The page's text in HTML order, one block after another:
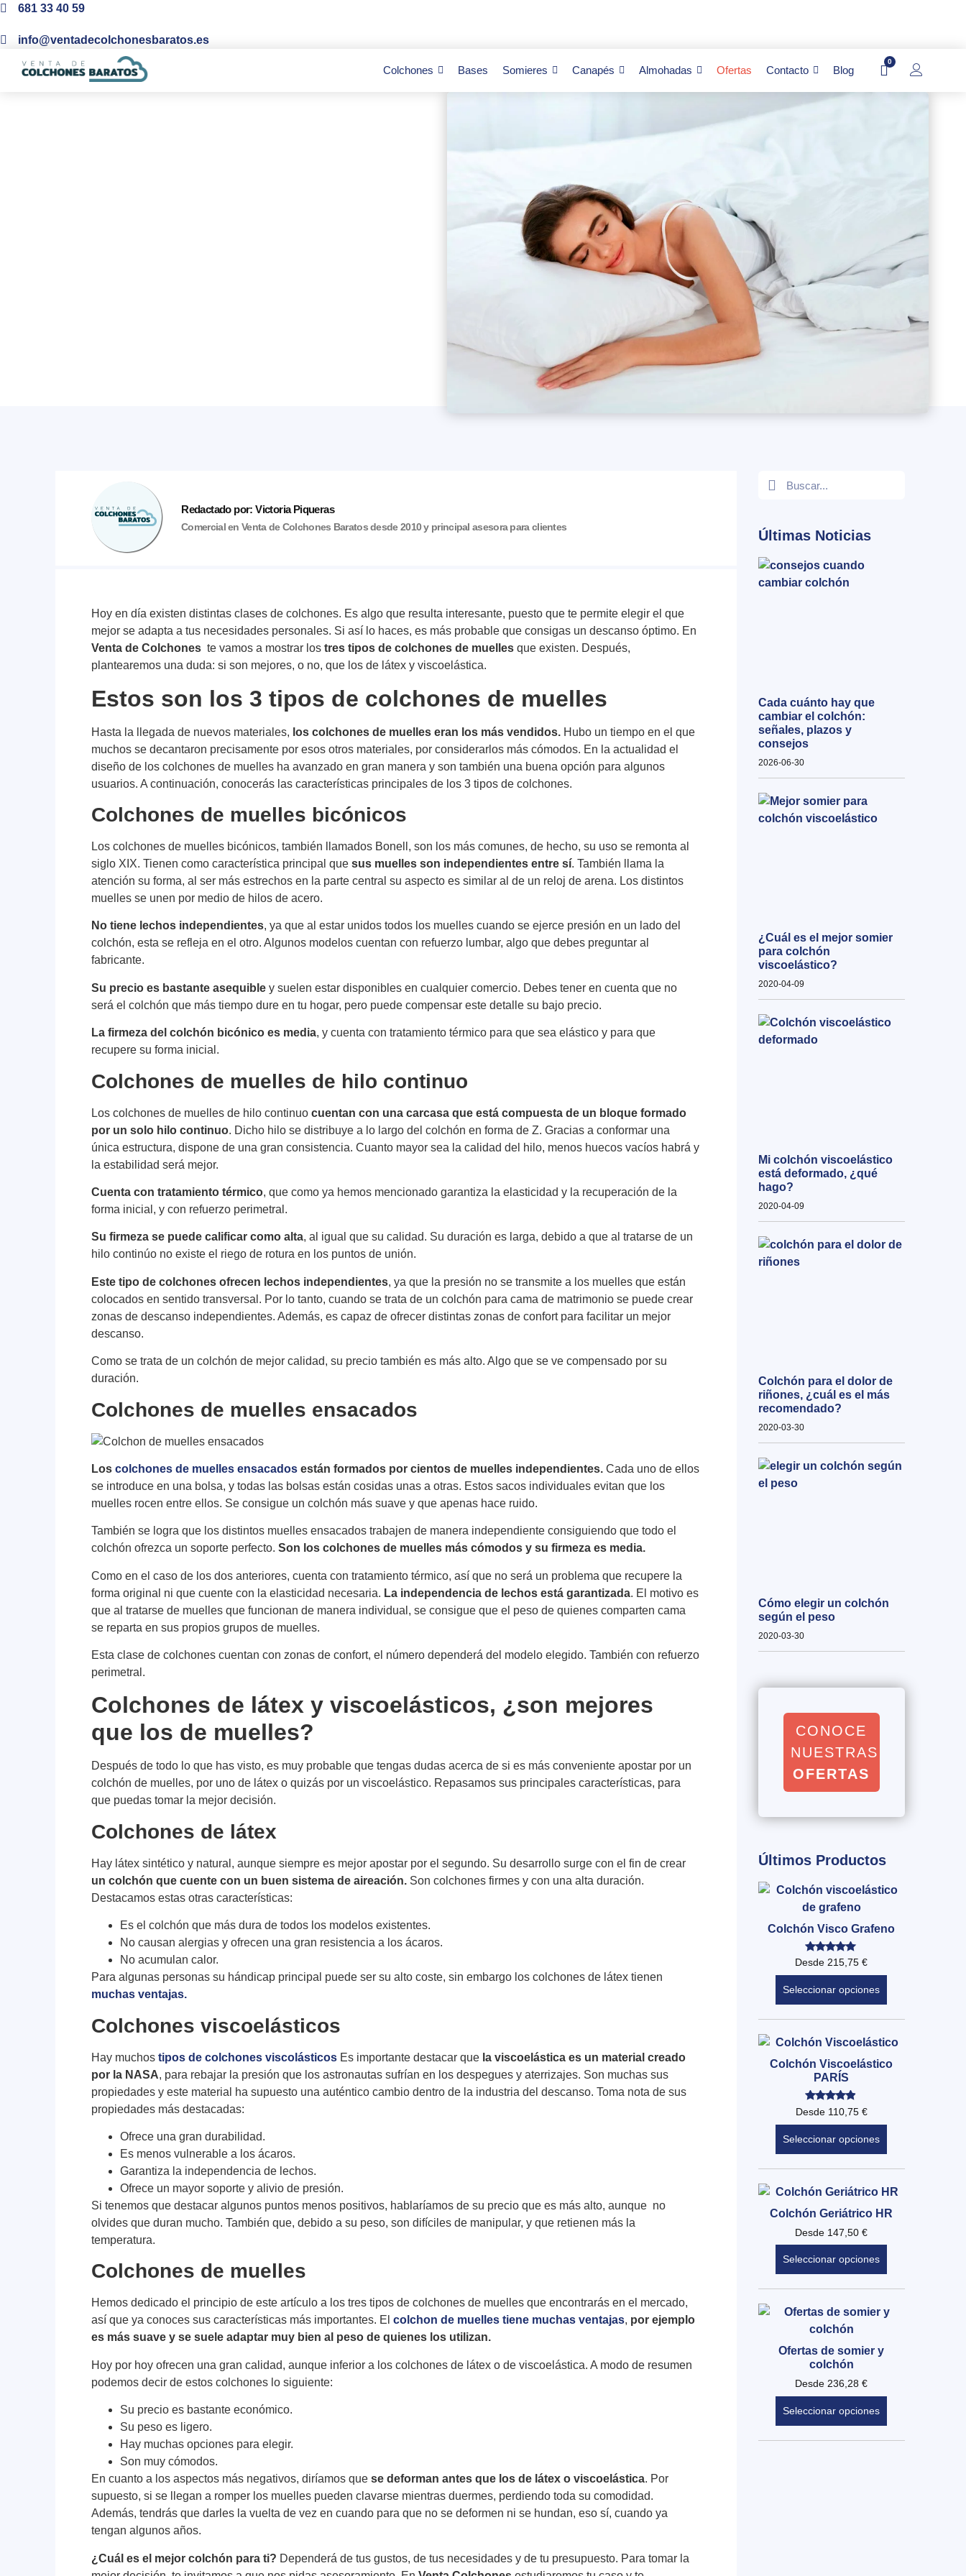
681 33 40 59
info@ventadecolchonesbaratos.es
Colchones Bases Somieres Canapés Almohadas Ofertas Contacto Blog
0
Redactado por: Victoria Piqueras
Comercial en Venta de Colchones Baratos desde 2010 y principal asesora para clientes
Hoy en día existen distintas clases de colchones. Es algo que resulta interesante, puesto que te permite elegir el que
mejor se adapta a tus necesidades personales. Si así lo haces, es más probable que consigas un descanso óptimo. En
Venta de Colchones te vamos a mostrar lostres tipos de colchones de muelles que existen. Después,
plantearemos una duda: si son mejores, o no, que los de látex y viscoelástica.
Estos son los 3 tipos de colchones de muelles
Hasta la llegada de nuevos materiales, los colchones de muelles eran los más vendidos. Hubo un tiempo en el que
muchos se decantaron precisamente por esos otros materiales, por considerarlos más cómodos. En la actualidad el
diseño de los colchones de muelles ha avanzado en gran manera y son también una buena opción para algunos
usuarios. A continuación, conocerás las características principales de los 3 tipos de colchones.
Colchones de muelles bicónicos
Los colchones de muelles bicónicos, también llamados Bonell, son los más comunes, de hecho, su uso se remonta al
siglo XIX. Tienen como característica principal quesus muelles son independientes entre sí. También llama la
atención su forma, al ser más estrechos en la parte central su aspecto es similar al de un reloj de arena. Los distintos
muelles se unen por medio de hilos de acero.
No tiene lechos independientes, ya que al estar unidos todos los muelles cuando se ejerce presión en un lado del
colchón, esta se refleja en el otro. Algunos modelos cuentan con refuerzo lumbar, algo que debes preguntar al
fabricante.
Su precio es bastante asequible y suelen estar disponibles en cualquier comercio. Debes tener en cuenta que no
será el colchón que más tiempo dure en tu hogar, pero puede compensar este detalle su bajo precio.
La firmeza del colchón bicónico es media, y cuenta con tratamiento térmico para que sea elástico y para que
recupere su forma inicial.
Colchones de muelles de hilo continuo
Los colchones de muelles de hilo continuocuentan con una carcasa que está compuesta de un bloque formado
por un solo hilo continuo. Dicho hilo se distribuye a lo largo del colchón en forma de Z. Gracias a conformar una
única estructura, dispone de una gran consistencia. Cuanto mayor sea la calidad del hilo, menos huecos vacíos habrá y
la estabilidad será mejor.
Cuenta con tratamiento térmico, que como ya hemos mencionado garantiza la elasticidad y la recuperación de la
forma inicial, y con refuerzo perimetral.
Su firmeza se puede calificar como alta, al igual que su calidad. Su duración es larga, debido a que al tratarse de un
hilo continúo no existe el riego de rotura en los puntos de unión.
Este tipo de colchones ofrecen lechos independientes, ya que la presión no se transmite a los muelles que están
colocados en sentido transversal. Por lo tanto, cuando se trata de un colchón para cama de matrimonio se puede crear
zonas de descanso independientes. Además, es capaz de ofrecer distintas zonas de confort para facilitar un mejor
descanso.
Como se trata de un colchón de mejor calidad, su precio también es más alto. Algo que se ve compensado por su
duración.
Colchones de muelles ensacados
Loscolchones de muelles ensacados están formados por cientos de muelles independientes. Cada uno de ellos
se introduce en una bolsa, y todas las bolsas están cosidas unas a otras. Estos sacos individuales evitan que los
muelles rocen entre ellos. Se consigue un colchón más suave y que apenas hace ruido.
También se logra que los distintos muelles ensacados trabajen de manera independiente consiguiendo que todo el
colchón ofrezca un soporte perfecto.Son los colchones de muelles más cómodos y su firmeza es media.
Como en el caso de los dos anteriores, cuenta con tratamiento térmico, así que no será un problema que recupere la
forma original ni que cuente con la elasticidad necesaria. La independencia de lechos está garantizada. El motivo es
que al tratarse de muelles que funcionan de manera individual, se consigue que el peso de quienes comparten cama
se reparta en sus propios grupos de muelles.
Esta clase de colchones cuentan con zonas de confort, el número dependerá del modelo elegido. También con refuerzo
perimetral.
Colchones de látex y viscoelásticos, ¿son mejores
que los de muelles?
Después de todo lo que has visto, es muy probable que tengas dudas acerca de si es más conveniente apostar por un
colchón de muelles, por uno de látex o quizás por un viscoelástico. Repasamos sus principales características, para
que puedas tomar la mejor decisión.
Colchones de látex
Hay látex sintético y natural, aunque siempre es mejor apostar por el segundo. Su desarrollo surge con el fin de crear
un colchón que cuente con un buen sistema de aireación. Son colchones firmes y con una alta duración.
Destacamos estas otras características:
Es el colchón que más dura de todos los modelos existentes.
No causan alergias y ofrecen una gran resistencia a los ácaros.
No acumulan calor.
Para algunas personas su hándicap principal puede ser su alto coste, sin embargo los colchones de látex tienen
muchas ventajas.
Colchones viscoelásticos
Hay muchostipos de colchones viscolásticos Es importante destacar que la viscoelástica es un material creado
por la NASA, para rebajar la presión que los astronautas sufrían en los despegues y aterrizajes. Son muchas sus
propiedades y este material ha supuesto una auténtico cambio dentro de la industria del descanso. Toma nota de sus
propiedades más destacadas:
Ofrece una gran durabilidad.
Es menos vulnerable a los ácaros.
Garantiza la independencia de lechos.
Ofrece un mayor soporte y alivio de presión.
Si tenemos que destacar algunos puntos menos positivos, hablaríamos de su precio que es más alto, aunque no
olvides que duran mucho. También que, debido a su peso, son difíciles de manipular, y que retienen más la
temperatura.
Colchones de muelles
Hemos dedicado el principio de este artículo a los tres tipos de colchones de muelles que encontrarás en el mercado,
así que ya conoces sus características más importantes. Elcolchon de muelles tiene muchas ventajas, por ejemplo
es más suave y se suele adaptar muy bien al peso de quienes los utilizan.
Hoy por hoy ofrecen una gran calidad, aunque inferior a los colchones de látex o de viscoelástica. A modo de resumen
podemos decir de estos colchones lo siguiente:
Su precio es bastante económico.
Su peso es ligero.
Hay muchas opciones para elegir.
Son muy cómodos.
En cuanto a los aspectos más negativos, diríamos quese deforman antes que los de látex o viscoelástica. Por
supuesto, si se llegan a romper los muelles pueden clavarse mientras duermes, perdiendo toda su comodidad.
Además, tendrás que darles la vuelta de vez en cuando para que no se deformen ni se hundan, eso sí, cuando ya
tengan algunos años.
¿Cuál es el mejor colchón para ti? Dependerá de tus gustos, de tus necesidades y de tu presupuesto. Para tomar la
Últimas Noticias
Cada cuánto hay que
cambiar el colchón:
señales, plazos y
consejos
2026-06-30
¿Cuál es el mejor somier
para colchón
viscoelástico?
2020-04-09
Mi colchón viscoelástico
está deformado, ¿qué
hago?
2020-04-09
Colchón para el dolor de
riñones, ¿cuál es el más
recomendado?
2020-03-30
Cómo elegir un colchón
según el peso
2020-03-30
CONOCE
NUESTRAS
OFERTAS
Últimos Productos
Colchón Visco Grafeno
Valorado
de 5
Desde 215,75€
Seleccionar opciones
Colchón Viscoelástico
PARÍS
Valorado
con
4.71
de 5
Desde 110,75 €
Seleccionar opciones
Colchón Geriátrico HR
Desde 147,50€
Seleccionar opciones
Ofertas de somier y
colchón
Desde 236,28€
Seleccionar opciones